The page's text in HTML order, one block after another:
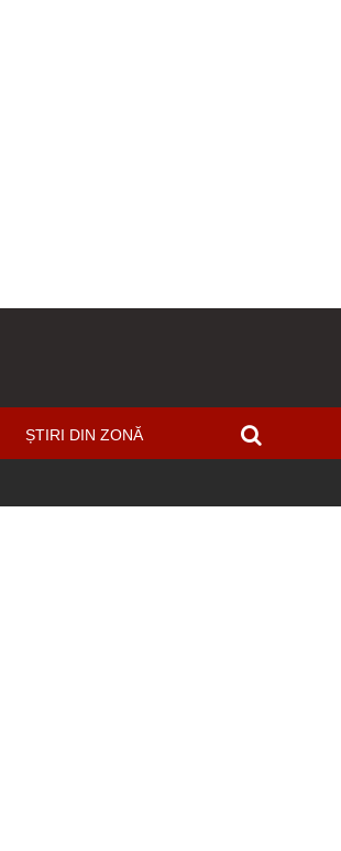
ȘTIRI DIN ZONĂ